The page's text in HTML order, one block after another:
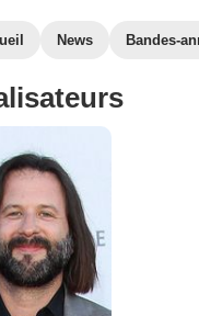
News Bandes-